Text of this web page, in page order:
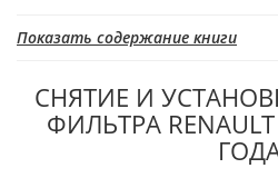
Показать содержание книги
СНЯТИЕ И
ФИЛЬТРА